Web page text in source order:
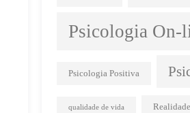
Psicologia On-
Psicologia Positiva
qualidade de vida Realidade